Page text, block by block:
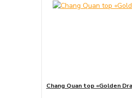
Chang Quan top «Golden